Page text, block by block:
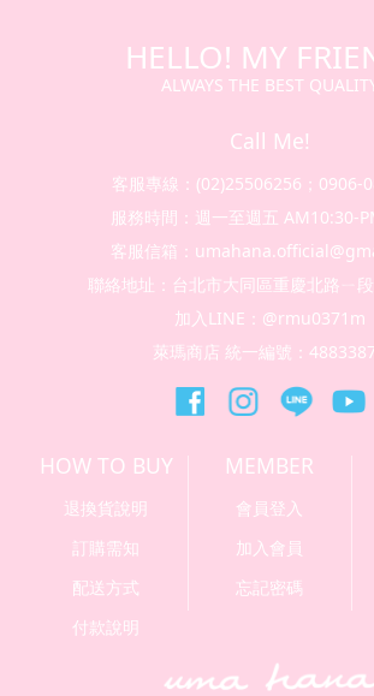
HELLO! MY
ALWAYS THE BEST
Call Me!
客服專線：(02)25506256；0906-
服務時間：週一至週五 AM10:30-
客服信箱：
聯絡地址：台北市大同區重慶北路ㄧ
加入LINE：@rmu0371m
萊瑪商店 統一編號：
HOW TO BUY
退換貨說明
訂購需知
配送方式
付款說明
MEMBER
會員登入
加入會員
忘記密碼